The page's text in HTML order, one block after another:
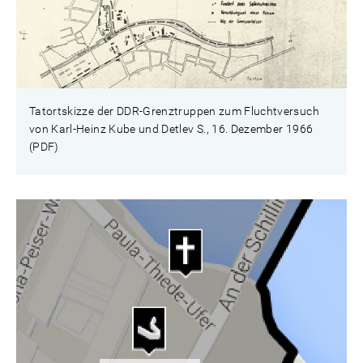
Tatortskizze der DDR-Grenztruppen zum Fluchtversuch
von Karl-Heinz Kube und Detlev S., 16. Dezember 1966
(PDF)